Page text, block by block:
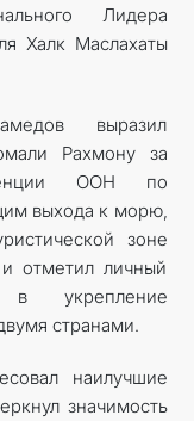
Лидера
Халк Маслахаты
выразил
Рахмону за
ООН по
выхода к морю,
зоне
отметил личный
в укрепление
странами.
наилучшие
значимость